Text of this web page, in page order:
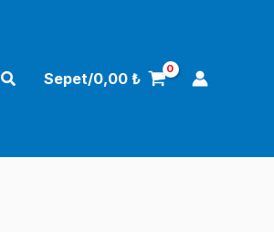
AramaSepet/0,00 ₺